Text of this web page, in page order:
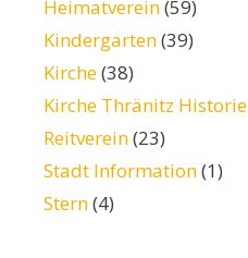
Heimatverein(59)
Kindergarten(39)
Kirche(38)
Kirche Thränitz Historie
Reitverein(23)
Stadt Information(1)
Stern(4)